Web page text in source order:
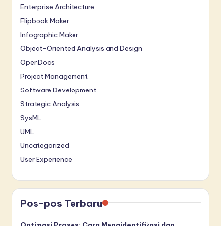
Enterprise Architecture
Flipbook Maker
Infographic Maker
Object-Oriented Analysis and Design
OpenDocs
Project Management
Software Development
Strategic Analysis
SysML
UML
Uncategorized
User Experience
Pos-pos Terbaru